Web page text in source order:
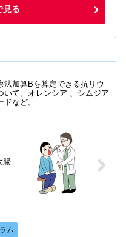
見る
法加算Bを算定できる抗リウ
いて。オレンシア 、シムジア
ドなど。
腸
ム